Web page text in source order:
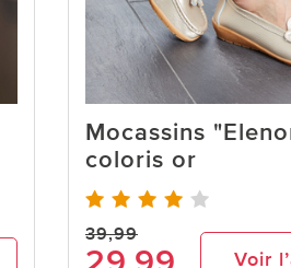
Mocassins
coloris or
39,99
Voir